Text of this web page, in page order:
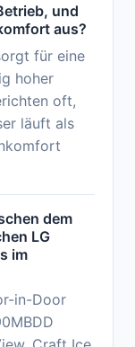
und
aus?
für eine
hoher
oft,
läuft als
dem
LG
im
in-Door